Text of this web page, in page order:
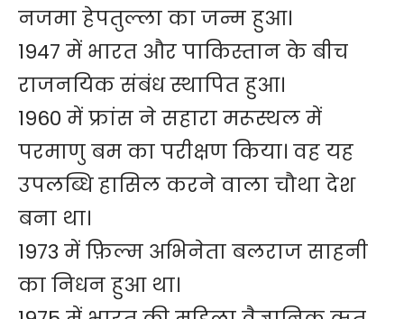
नजमा हेपतुल्ला का जन्म हुआ।
1947 में भारत और पाकिस्तान के बीच
राजनयिक संबंध स्थापित हुआ।
1960 में फ्रांस ने सहारा मरूस्थल में
परमाणु बम का परीक्षण किया। वह यह
उपलब्धि हासिल करने वाला चौथा देश
बना था।
1973 में फ़िल्म अभिनेता बलराज साहनी
का निधन हुआ था।